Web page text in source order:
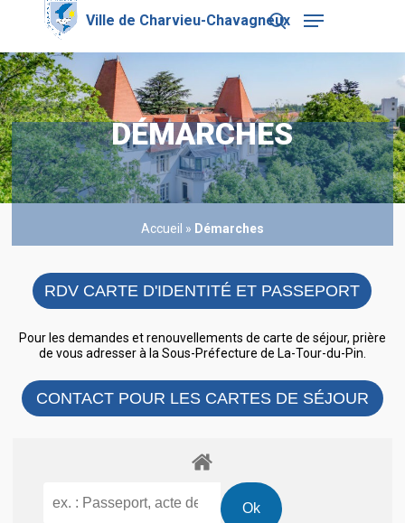
content
search
Menu
DÉMARCHES
Accueil » Démarches
RDV CARTE D'IDENTITÉ ET PASSEPORT
Pour les demandes et renouvellements de carte de séjour, prière
de vous adresser à la Sous-Préfecture de La-Tour-du-Pin.
CONTACT POUR LES CARTES DE SÉJOUR
Close